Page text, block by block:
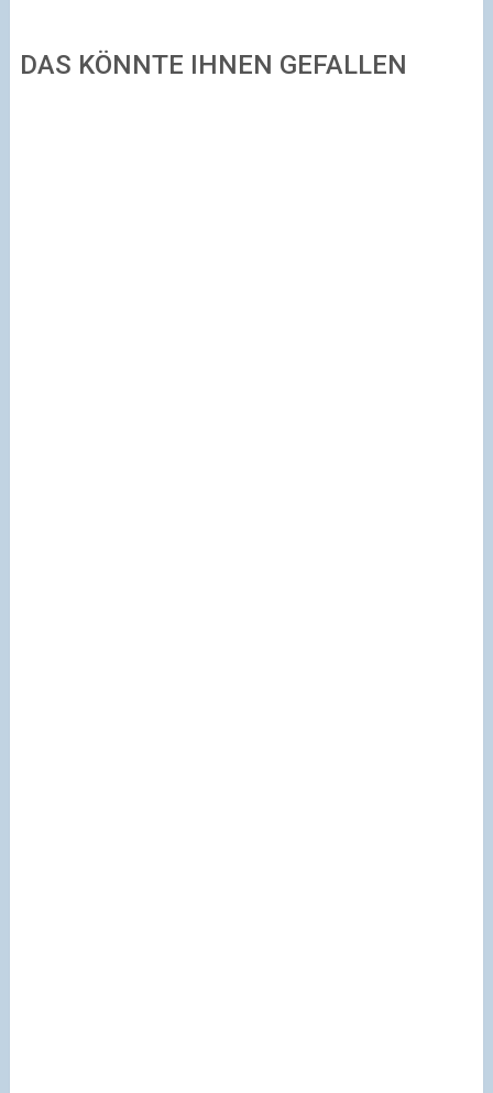
DAS KÖNNTE IHNEN GEFALLEN